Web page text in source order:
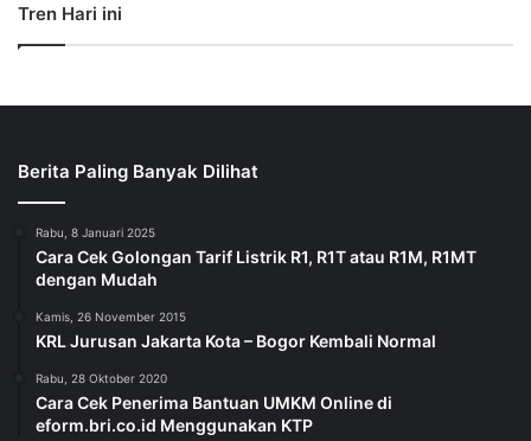
Tren Hari ini
Berita Paling Banyak Dilihat
Rabu, 8 Januari 2025
Cara Cek Golongan Tarif Listrik R1, R1T atau R1M, R1MT
dengan Mudah
Kamis, 26 November 2015
KRL Jurusan Jakarta Kota – Bogor Kembali Normal
Rabu, 28 Oktober 2020
Cara Cek Penerima Bantuan UMKM Online di
eform.bri.co.id Menggunakan KTP